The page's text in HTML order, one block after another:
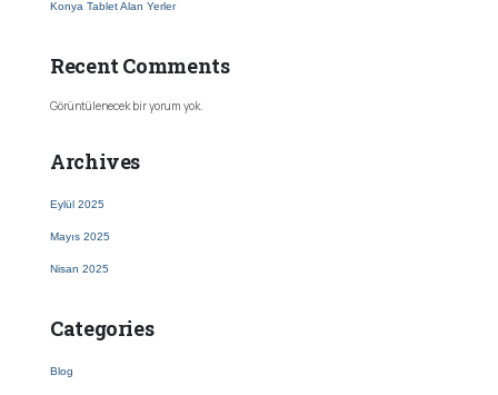
Konya Tablet Alan Yerler
Recent Comments
Görüntülenecek bir yorum yok.
Archives
Eylül 2025
Mayıs 2025
Nisan 2025
Categories
Blog